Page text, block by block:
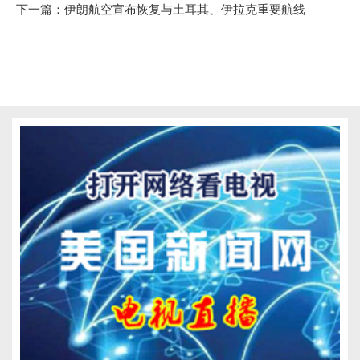
下一篇： 伊朗航空宣布恢复与土耳其、伊拉克重要航线